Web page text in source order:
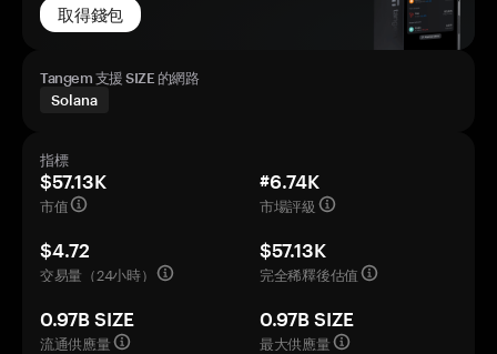
取得錢包
Tangem 支援 SIZE 的網路
Solana
指標
$57.13K
市值
#6.74K
市場評級
$4.72
交易量（24小時）
$57.13K
完全稀釋後估值
0.97B SIZE
流通供應量
0.97B SIZE
最大供應量